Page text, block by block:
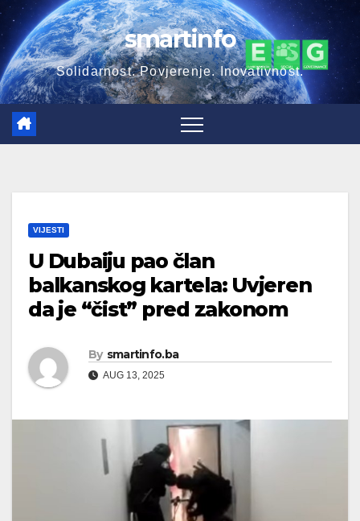
Skip
to
content
smartinfo
Solidarnost. Povjerenje. Inovativnost.
VIJESTI
U Dubaiju pao član
balkanskog kartela: Uvjeren
da je “čist” pred zakonom
By smartinfo.ba
AUG 13, 2025